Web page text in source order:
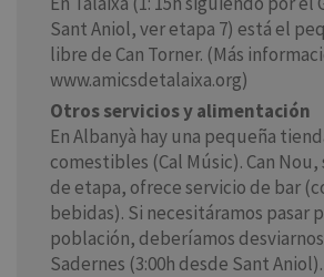
Sant Aniol, ver etapa 7) está el
libre de Can Torner. (Más
www.amicsdetalaixa.org)
Otros servicios y alimentación
En Albanyà hay una pequeña
comestibles (Cal Músic). Can
de etapa, ofrece servicio de bar
bebidas). Si necesitáramos pasar
población, deberíamos
Sadernes (3:00h desde Sant Aniol).